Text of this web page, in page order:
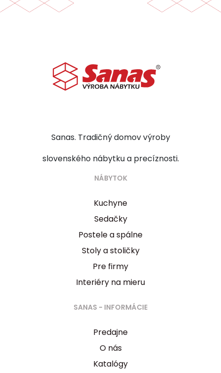
Sanas. Tradičný domov výroby
slovenského nábytku a precíznosti.
NÁBYTOK
Kuchyne
Sedačky
Postele a spálne
Stoly a stoličky
Pre firmy
Interiéry na mieru
SANAS - INFORMÁCIE
Predajne
O nás
Katalógy